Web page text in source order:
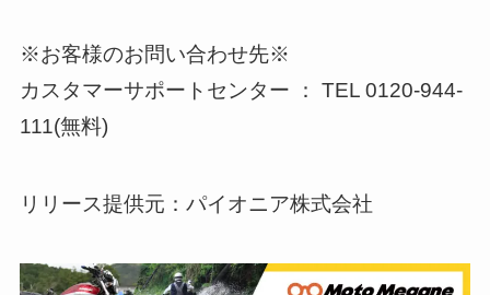
※お客様のお問い合わせ先※
カスタマーサポートセンター ： TEL 0120-944-
111(無料)
リリース提供元：パイオニア株式会社